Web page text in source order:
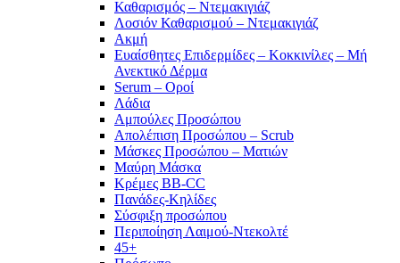
Καθαρισμός – Ντεμακιγιάζ
Λοσιόν Καθαρισμού – Ντεμακιγιάζ
Ακμή
Ευαίσθητες Επιδερμίδες – Κοκκινίλες – Μή
Ανεκτικό Δέρμα
Serum – Οροί
Λάδια
Αμπούλες Προσώπου
Απολέπιση Προσώπου – Scrub
Μάσκες Προσώπου – Ματιών
Μαύρη Μάσκα
Κρέμες BB-CC
Πανάδες-Κηλίδες
Σύσφιξη προσώπου
Περιποίηση Λαιμού-Ντεκολτέ
45+